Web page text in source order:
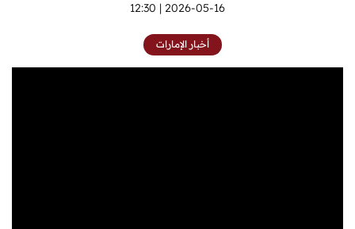
2026-05-16 | 12:30
أخبار الإمارات